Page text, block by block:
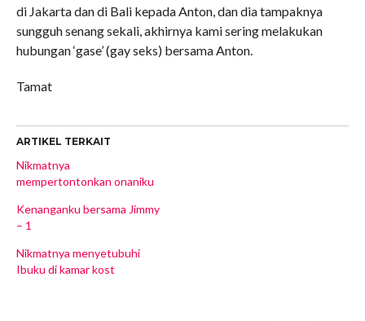
di Jakarta dan di Bali kepada Anton, dan dia tampaknya
sungguh senang sekali, akhirnya kami sering melakukan
hubungan ‘gase’ (gay seks) bersama Anton.
Tamat
ARTIKEL TERKAIT
Nikmatnya
mempertontonkan onaniku
Kenanganku bersama Jimmy
– 1
Nikmatnya menyetubuhi
Ibuku di kamar kost